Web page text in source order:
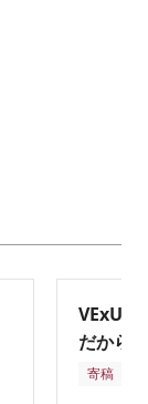
VExUS
だから
寄稿